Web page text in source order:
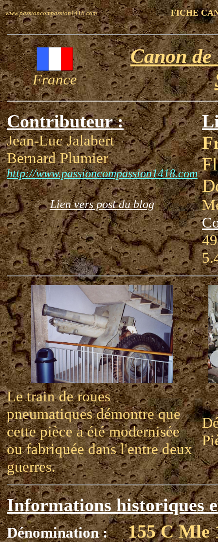
www.passioncompassion1418.com FICHE
France
Canon
Contributeur :
Jean-Luc Jalabert
Bernard Plumier
http://www.passioncompassion1418.com
Lien vers post du blog
Le train de roues
pneumatiques démontre que
cette pièce a été modernisée
ou fabriquée dans l'entre deux
guerres.
Informations historiques
Dénomination :
155 C Mle